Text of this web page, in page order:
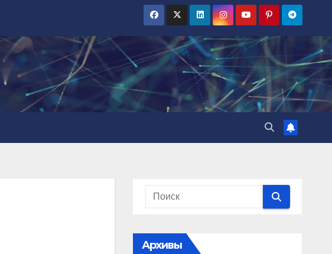
Архивы